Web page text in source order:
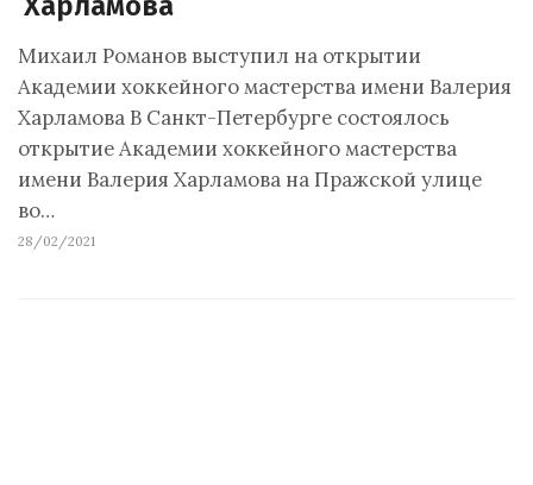
Михаил Романов выступил на открытии
Академии хоккейного мастерства имени Валерия
Харламова В Санкт-Петербурге состоялось
открытие Академии хоккейного мастерства
имени Валерия Харламова на Пражской улице
во…
28/02/2021